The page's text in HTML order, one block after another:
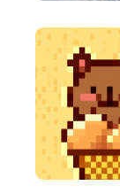
Content
Rephrase
style to